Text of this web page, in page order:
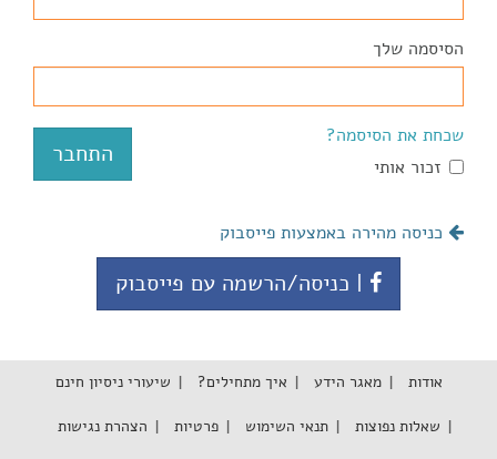
הסיסמה שלך
שכחת את הסיסמה?
זכור אותי
כניסה מהירה באמצעות פייסבוק
| כניסה/הרשמה עם פייסבוק
אודות מאגר הידע איך מתחילים? שיעורי ניסיון חינם
שאלות נפוצות תנאי השימוש פרטיות הצהרת נגישות